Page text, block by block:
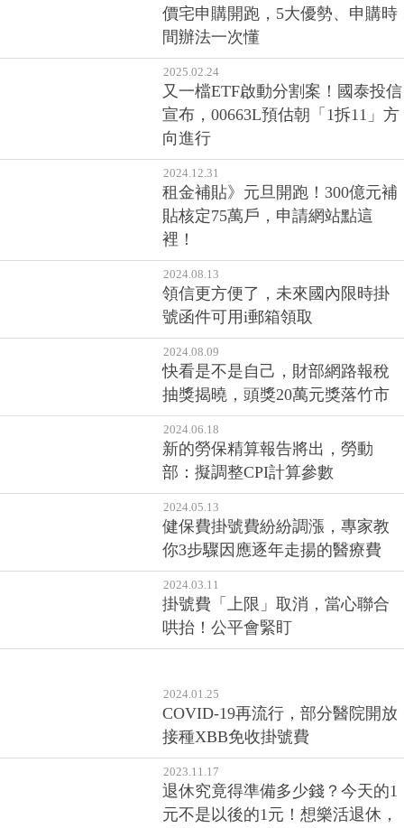
價宅申購開跑，5大優勢、申購時
間辦法一次懂
2025.02.24
又一檔ETF啟動分割案！國泰投信
宣布，00663L預估朝「1拆11」方
向進行
2024.12.31
租金補貼》元旦開跑！300億元補
貼核定75萬戶，申請網站點這
裡！
2024.08.13
領信更方便了，未來國內限時掛
號函件可用i郵箱領取
2024.08.09
快看是不是自己，財部網路報稅
抽獎揭曉，頭獎20萬元獎落竹市
2024.06.18
新的勞保精算報告將出，勞動
部：擬調整CPI計算參數
2024.05.13
健保費掛號費紛紛調漲，專家教
你3步驟因應逐年走揚的醫療費
2024.03.11
掛號費「上限」取消，當心聯合
哄抬！公平會緊盯
2024.01.25
COVID-19再流行，部分醫院開放
接種XBB免收掛號費
2023.11.17
退休究竟得準備多少錢？今天的1
元不是以後的1元！想樂活退休，